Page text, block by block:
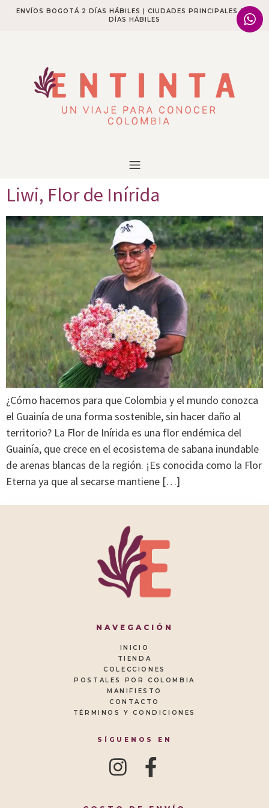
ENVÍOS BOGOTÁ 2 DÍAS HÁBILES | CIUDADES PRINCIPALES 2-4
DÍAS HÁBILES​
Liwi, Flor de Inírida
¿Cómo hacemos para que Colombia y el mundo conozca
el Guainía de una forma sostenible, sin hacer daño al
territorio? La Flor de Inírida es una flor endémica del
Guainía, que crece en el ecosistema de sabana inundable
de arenas blancas de la región. ¡Es conocida como la Flor
Eterna ya que al secarse mantiene […]
NAVEGACIÓN
INICIO
TIENDA
COLECCIONES
POSTALES POR COLOMBIA
MANIFIESTO
CONTACTO
TÉRMINOS Y CONDICIONES
SÍGUENOS EN